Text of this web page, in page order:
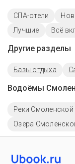
СПА-отели
Лучшие
Всё
Другие разделы
Базы отдыха
Водоёмы
Реки Смоленской
Озера